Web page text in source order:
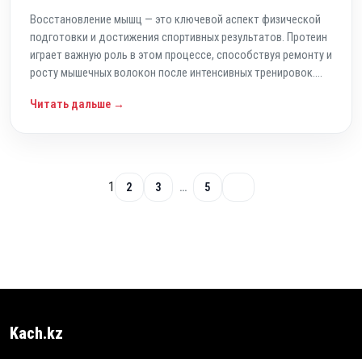
Восстановление мышц — это ключевой аспект физической
подготовки и достижения спортивных результатов. Протеин
играет важную роль в этом процессе, способствуя ремонту и
росту мышечных волокон после интенсивных тренировок....
Читать дальше →
1 2 3 … 5
Kach.kz